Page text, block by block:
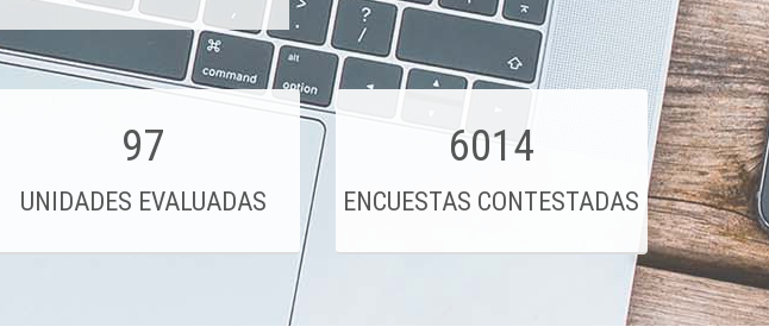
97
UNIDADES EVALUADAS
6014
ENCUESTAS CONTESTADAS